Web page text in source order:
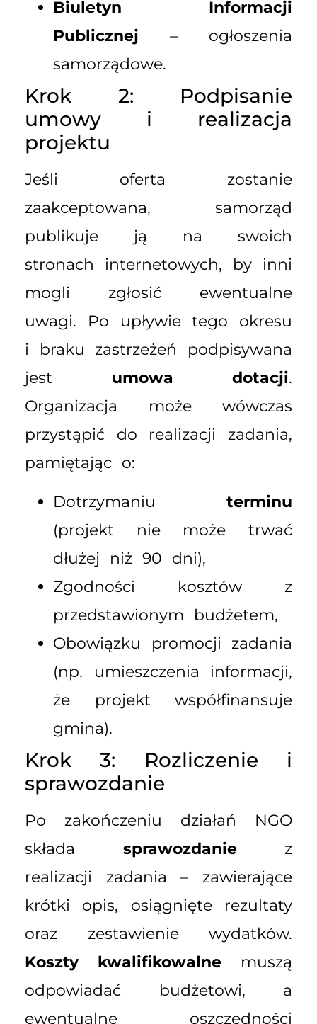
Biuletyn Informacji
Publicznej – ogłoszenia
samorządowe.
Krok 2: Podpisanie
umowy i realizacja
projektu
Jeśli oferta zostanie
zaakceptowana, samorząd
publikuje ją na swoich
stronach internetowych, by inni
mogli zgłosić ewentualne
uwagi. Po upływie tego okresu
i braku zastrzeżeń podpisywana
jest umowa dotacji.
Organizacja może wówczas
przystąpić do realizacji zadania,
pamiętając o:
Dotrzymaniu terminu
(projekt nie może trwać
dłużej niż 90 dni),
Zgodności kosztów z
przedstawionym budżetem,
Obowiązku promocji zadania
(np. umieszczenia informacji,
że projekt współfinansuje
gmina).
Krok 3: Rozliczenie i
sprawozdanie
Po zakończeniu działań NGO
składa sprawozdaniez
realizacji zadania – zawierające
krótki opis, osiągnięte rezultaty
oraz zestawienie wydatków.
Koszty kwalifikowalne muszą
odpowiadać budżetowi, a
ewentualne oszczędności